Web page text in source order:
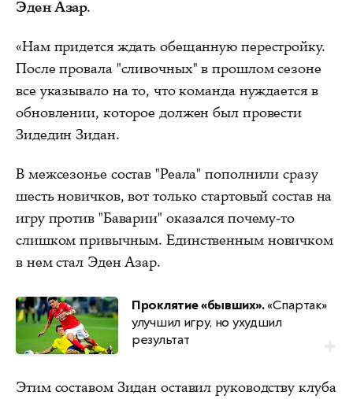
Эден Азар.
«Нам придется ждать обещанную перестройку.
После провала "сливочных" в прошлом сезоне
все указывало на то, что команда нуждается в
обновлении, которое должен был провести
Зидедин Зидан.
В межсезонье состав "Реала" пополнили сразу
шесть новичков, вот только стартовый состав на
игру против "Баварии" оказался почему-то
слишком привычным. Единственным новичком
в нем стал Эден Азар.
Проклятие «бывших».«Спартак»
улучшил игру, но ухудшил
результат
Этим составом Зидан оставил руководству клуба